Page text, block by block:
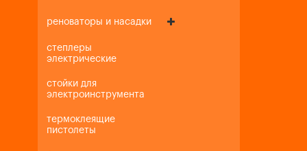
реноваторы и насадки
степлеры
электрические
стойки для
электроинструмента
термоклеящие
пистолеты